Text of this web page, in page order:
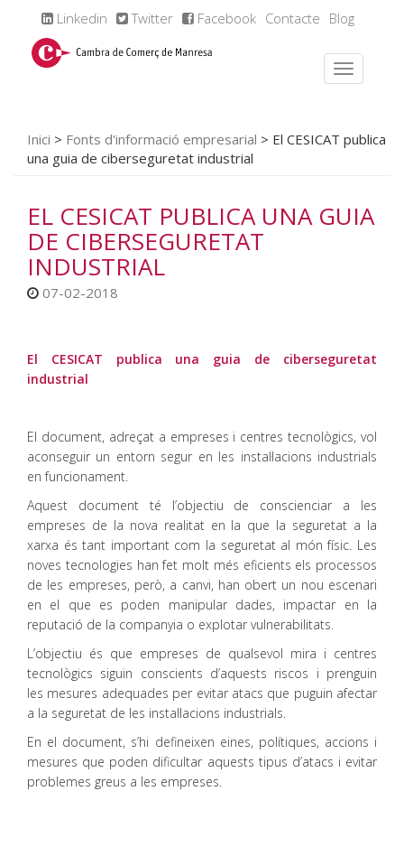
Linkedin Twitter Facebook Contacte Blog
Inici > Fonts d'informació empresarial > El CESICAT publica
una guia de ciberseguretat industrial
EL CESICAT PUBLICA UNA GUIA
DE CIBERSEGURETAT
INDUSTRIAL
07-02-2018
El CESICAT publica una guia de ciberseguretat
industrial
El document, adreçat a empreses i centres tecnològics, vol
aconseguir un entorn segur en les instal·lacions industrials
en funcionament.
Aquest document té l’objectiu de conscienciar a les
empreses de la nova realitat en la que la seguretat a la
xarxa és tant important com la seguretat al món físic. Les
noves tecnologies han fet molt més eficients els processos
de les empreses, però, a canvi, han obert un nou escenari
en el que es poden manipular dades, impactar en la
reputació de la companyia o explotar vulnerabilitats.
L’objectiu és que empreses de qualsevol mira i centres
tecnològics siguin conscients d’aquests riscos i prenguin
les mesures adequades per evitar atacs que puguin afectar
a la seguretat de les instal·lacions industrials.
En el document, s’hi defineixen eines, polítiques, accions i
mesures que poden dificultar aquests tipus d’atacs i evitar
problemes greus a les empreses.